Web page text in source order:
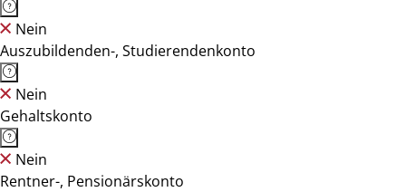
Nein
Auszubildenden-, Studierendenkonto
Nein
Gehaltskonto
Nein
Rentner-, Pensionärskonto